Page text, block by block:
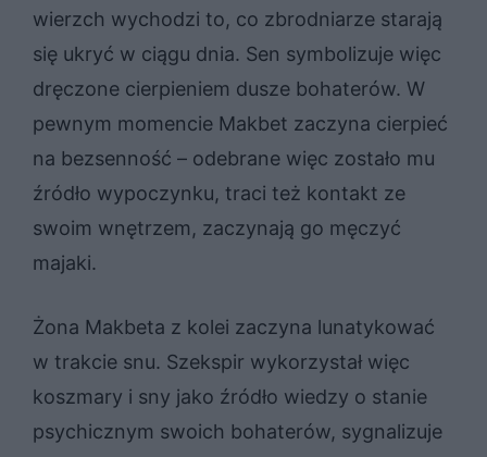
wierzch wychodzi to, co zbrodniarze starają
się ukryć w ciągu dnia. Sen symbolizuje więc
dręczone cierpieniem dusze bohaterów. W
pewnym momencie Makbet zaczyna cierpieć
na bezsenność – odebrane więc zostało mu
źródło wypoczynku, traci też kontakt ze
swoim wnętrzem, zaczynają go męczyć
majaki.
Żona Makbeta z kolei zaczyna lunatykować
w trakcie snu. Szekspir wykorzystał więc
koszmary i sny jako źródło wiedzy o stanie
psychicznym swoich bohaterów, sygnalizuje